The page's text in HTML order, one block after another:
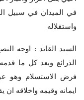
في الميدان في سبيل
واستقلاله
السيد القائد : اوجه
الذرائع وبعد كل ما
فرض الاستسلام وهو
ايمانه وقيمه واخلاقه ان